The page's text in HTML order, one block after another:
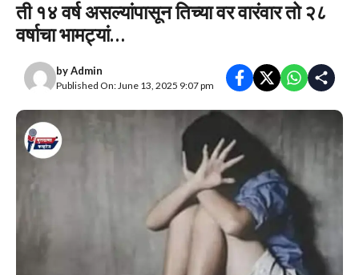
ती १४ वर्ष असल्यांपासून तिच्या वर वारंवार तो २८
वर्षाचा भामट्यां…
byAdmin
Published On: June 13, 2025 9:07 pm